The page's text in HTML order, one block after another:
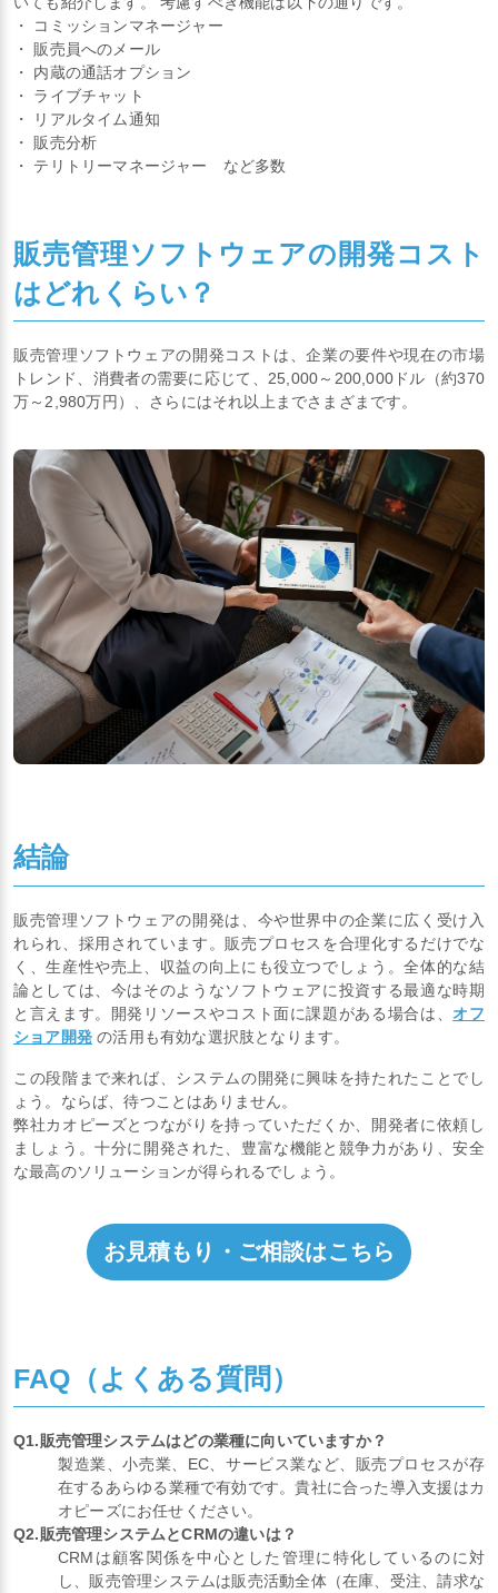
・ コミッションマネージャー
・ 販売員へのメール
・ 内蔵の通話オプション
・ ライブチャット
・ リアルタイム通知
・ 販売分析
・ テリトリーマネージャー など多数
販売管理ソフトウェアの開発コスト
はどれくらい？
販売管理ソフトウェアの開発コストは、企業の要件や現在の市場
トレンド、消費者の需要に応じて、25,000～200,000ドル（約370
万～2,980万円）、さらにはそれ以上までさまざまです。
結論
販売管理ソフトウェアの開発は、今や世界中の企業に広く受け入
れられ、採用されています。販売プロセスを合理化するだけでな
く、生産性や売上、収益の向上にも役立つでしょう。全体的な結
論としては、今はそのようなソフトウェアに投資する最適な時期
と言えます。開発リソースやコスト面に課題がある場合は、オフ
ショア開発 の活用も有効な選択肢となります。
この段階まで来れば、システムの開発に興味を持たれたことでし
ょう。ならば、待つことはありません。
弊社カオピーズとつながりを持っていただくか、開発者に依頼し
ましょう。十分に開発された、豊富な機能と競争力があり、安全
な最高のソリューションが得られるでしょう。
お見積もり・ご相談はこちら
FAQ（よくある質問）
Q1.販売管理システムはどの業種に向いていますか？
製造業、小売業、EC、サービス業など、販売プロセスが存
在するあらゆる業種で有効です。貴社に合った導入支援はカ
オピーズにお任せください。
Q2.販売管理システムとCRMの違いは？
CRMは顧客関係を中心とした管理に特化しているのに対
し、販売管理システムは販売活動全体（在庫、受注、請求な